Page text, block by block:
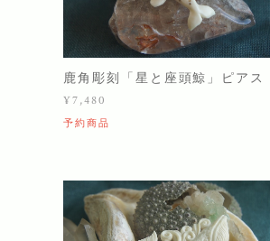
鹿角彫刻「星と座頭鯨」ピアス
¥7,480
予約商品